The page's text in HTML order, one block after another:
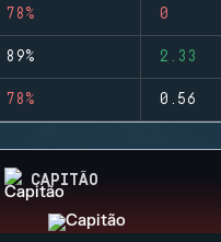
78% 0
89% 2.33
78% 0.56
CAPITÃO